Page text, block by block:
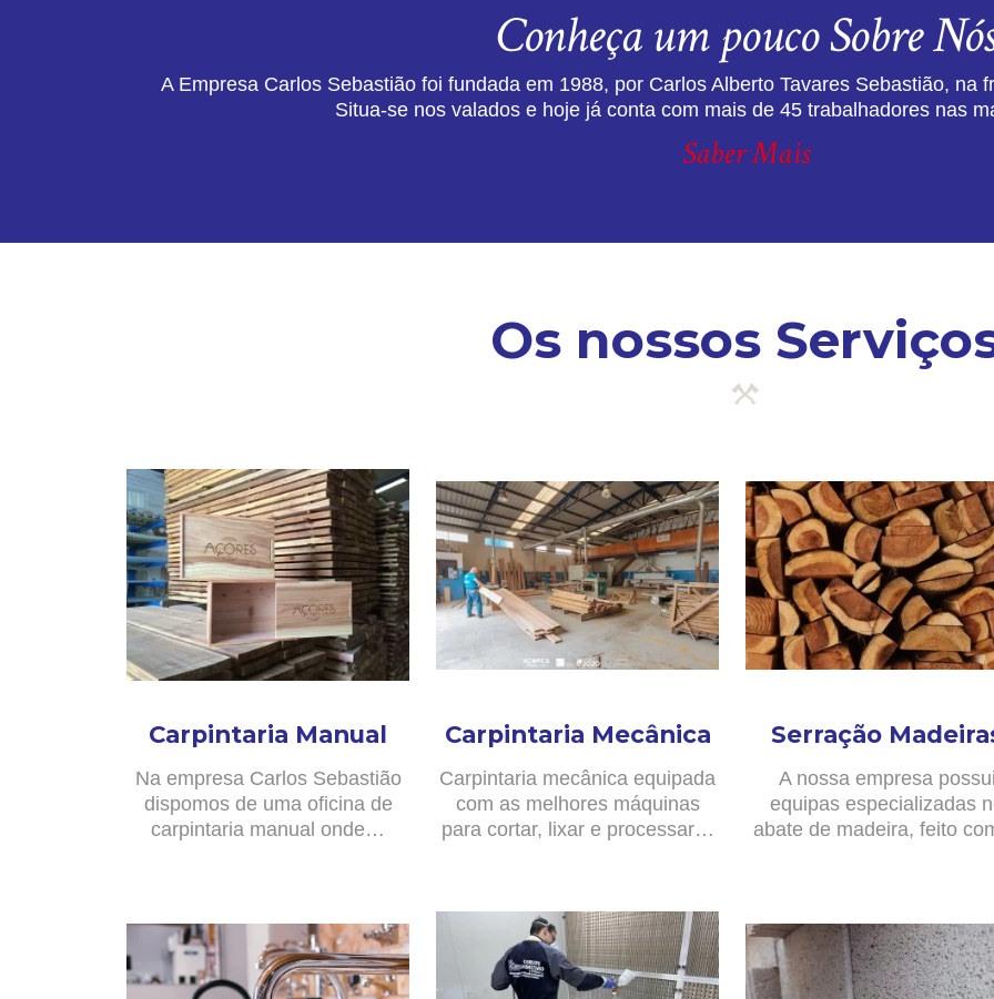
Conheça um pouco Sobre
A Empresa Carlos Sebastião foi fundada em 1988, por Carlos Alberto Tavares Sebastião, na
Situa-se nos valados e hoje já conta com mais de 45 trabalhadores nas
Saber Mais
Os nossos
Carpintaria Manual
Na empresa Carlos Sebastião
dispomos de uma oficina de
carpintaria manual onde…
Carpintaria Mecânica
Carpintaria mecânica equipada
com as melhores máquinas
para cortar, lixar e processar…
Serração
A nossa empresa
equipas especializadas
abate de madeira, feito